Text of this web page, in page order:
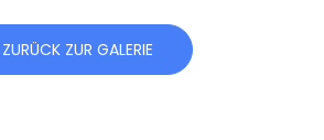
ZURÜCK ZUR GALERIE